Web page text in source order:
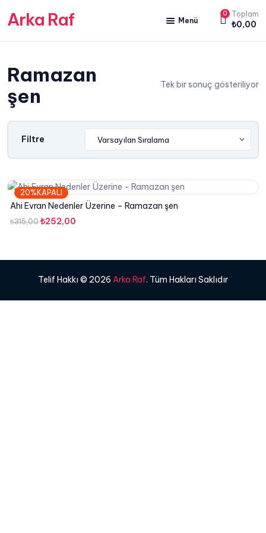
Arka Raf Menü
ANA SAYFA
HAKKIMIZDA
KİTAP SATIŞ
YAYIN PAKETLERİMİZ
0 Toplam
₺0,00
Ramazan
şen
Tek bir sonuç gösteriliyor
Filtre
20%KAPALI
Ahi Evran Nedenler Üzerine – Ramazan şen
₺315,00 Orijinal
₺252,00
₺252,00.
Telif Hakkı © 2026 Arka Raf. Tüm Hakları Saklıdır